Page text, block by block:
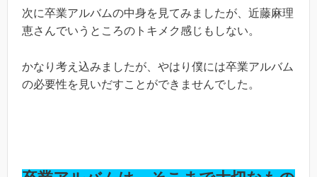
次に卒業アルバムの中身を見てみましたが、近藤麻理
恵さんでいうところのトキメク感じもしない。
かなり考え込みましたが、やはり僕には卒業アルバム
の必要性を見いだすことができませんでした。